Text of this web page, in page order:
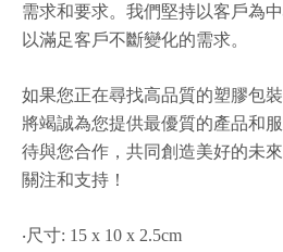
需求和要求。我們堅持以客戶為
以滿足客戶不斷變化的需求。
如果您正在尋找高品質的塑膠包
將竭誠為您提供最優質的產品和
待與您合作，共同創造美好的未
關注和支持！
‧尺寸: 15 x 10 x 2.5cm